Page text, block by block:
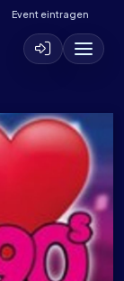
Event eintragen